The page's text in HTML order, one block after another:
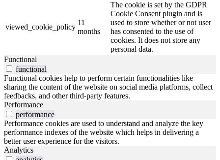
viewed_cookie_policy
11
months
The cookie is set by the GDPR
Cookie Consent plugin and is
used to store whether or not user
has consented to the use of
cookies. It does not store any
personal data.
Functional
functional
Functional cookies help to perform certain functionalities like
sharing the content of the website on social media platforms, collect
feedbacks, and other third-party features.
Performance
performance
Performance cookies are used to understand and analyze the key
performance indexes of the website which helps in delivering a
better user experience for the visitors.
Analytics